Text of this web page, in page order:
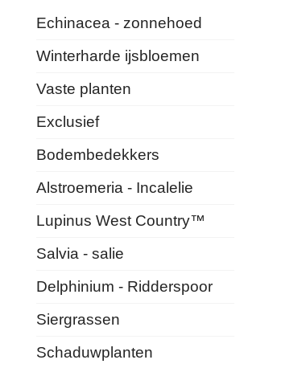
Echinacea - zonnehoed
Winterharde ijsbloemen
Vaste planten
Exclusief
Bodembedekkers
Alstroemeria - Incalelie
Lupinus West Country™
Salvia - salie
Delphinium - Ridderspoor
Siergrassen
Schaduwplanten